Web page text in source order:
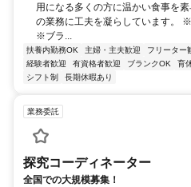
用になる多くの方に温かい食事を
の業務に工夫を凝らしています。
※ブラ...
扶養内勤務OK 主婦・主夫歓迎 フリーター
経験者歓迎
有資格者歓迎 ブランクOK 育
シフト制
長期休暇あり
業務委託
探究コーディネーター
全国での大規模募集！